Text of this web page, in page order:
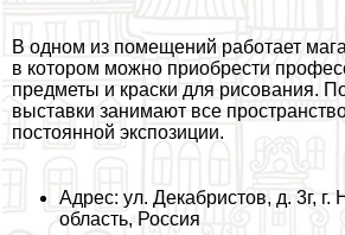
В одном из помещений работает
в котором можно приобрести
предметы и краски для рисования.
выставки занимают все
постоянной экспозиции.
Адрес: ул. Декабристов, д. 3г, г.
область, Россия